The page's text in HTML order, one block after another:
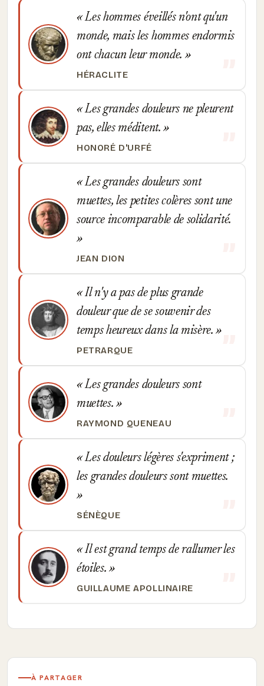
Les hommes éveillés n'ont qu'un
monde, mais les hommes endormis
ont chacun leur monde.
HÉRACLITE
Les grandes douleurs ne pleurent
pas, elles méditent.
HONORÉ D'URFÉ
Les grandes douleurs sont
muettes, les petites colères sont une
source incomparable de solidarité.
JEAN DION
Il n'y a pas de plus grande
douleur que de se souvenir des
temps heureux dans la misère.
PETRARQUE
Les grandes douleurs sont
muettes.
RAYMOND QUENEAU
Les douleurs légères s'expriment ;
les grandes douleurs sont muettes.
SÉNÈQUE
Il est grand temps de rallumer les
étoiles.
GUILLAUME APOLLINAIRE
À PARTAGER